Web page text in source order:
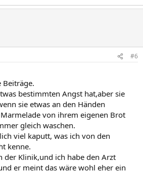
#6
Beiträge.
bestimmten Angst hat,aber sie
sie etwas an den Händen
von ihrem eigenen Brot
gleich waschen.
viel kaputt, was ich von den
kenne.
der Klinik,und ich habe den Arzt
er meint das wäre wohl eher ein